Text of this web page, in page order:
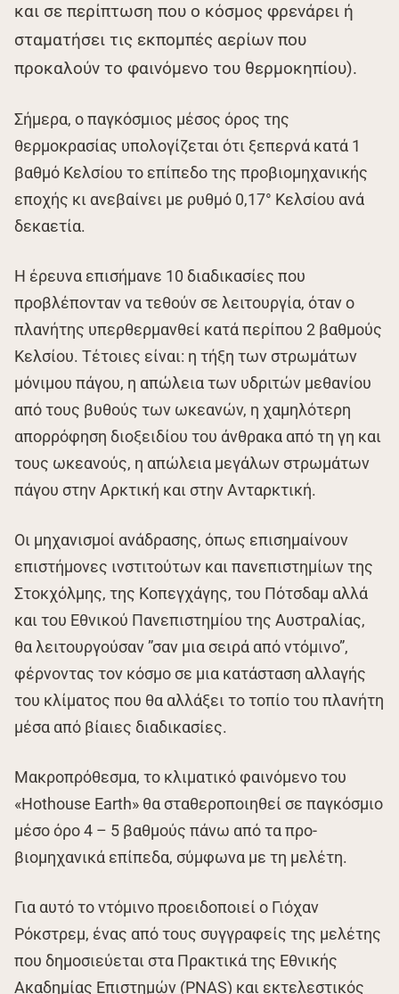
και σε περίπτωση που ο κόσμος φρενάρει ή
σταματήσει τις εκπομπές αερίων που
προκαλούν το φαινόμενο του θερμοκηπίου).
Σήμερα, ο παγκόσμιος μέσος όρος της
θερμοκρασίας υπολογίζεται ότι ξεπερνά κατά 1
βαθμό Κελσίου το επίπεδο της προβιομηχανικής
εποχής κι ανεβαίνει με ρυθμό 0,17° Κελσίου ανά
δεκαετία.
Η έρευνα επισήμανε 10 διαδικασίες που
προβλέπονταν να τεθούν σε λειτουργία, όταν ο
πλανήτης υπερθερμανθεί κατά περίπου 2 βαθμούς
Κελσίου. Τέτοιες είναι: η τήξη των στρωμάτων
μόνιμου πάγου, η απώλεια των υδριτών μεθανίου
από τους βυθούς των ωκεανών, η χαμηλότερη
απορρόφηση διοξειδίου του άνθρακα από τη γη και
τους ωκεανούς, η απώλεια μεγάλων στρωμάτων
πάγου στην Αρκτική και στην Ανταρκτική.
Οι μηχανισμοί ανάδρασης, όπως επισημαίνουν
επιστήμονες ινστιτούτων και πανεπιστημίων της
Στοκχόλμης, της Κοπεγχάγης, του Πότσδαμ αλλά
και του Εθνικού Πανεπιστημίου της Αυστραλίας,
θα λειτουργούσαν ”σαν μια σειρά από ντόμινο”,
φέρνοντας τον κόσμο σε μια κατάσταση αλλαγής
του κλίματος που θα αλλάξει το τοπίο του πλανήτη
μέσα από βίαιες διαδικασίες.
Μακροπρόθεσμα, το κλιματικό φαινόμενο του
«Hothouse Earth» θα σταθεροποιηθεί σε παγκόσμιο
μέσο όρο 4 – 5 βαθμούς πάνω από τα προ-
βιομηχανικά επίπεδα, σύμφωνα με τη μελέτη.
Για αυτό το ντόμινο προειδοποιεί ο Γιόχαν
Ρόκστρεμ, ένας από τους συγγραφείς της μελέτης
που δημοσιεύεται στα Πρακτικά της Εθνικής
Ακαδημίας Επιστημών (PNAS) και εκτελεστικός